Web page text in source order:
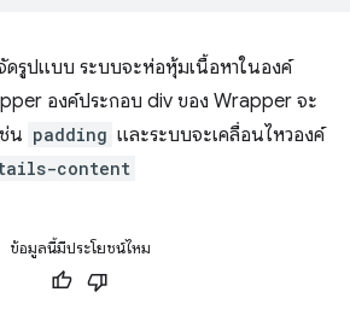
ดรูปแบบ ระบบจะห่อหุ้มเนื้อหาในองค์
องค์ประกอบ div ของ Wrapper จะ
น padding และระบบจะเคลื่อนไหวองค์
content
ข้อมูลนี้มีประโยชน์ไหม